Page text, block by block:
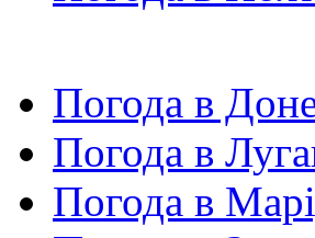
Погода в
Погода в
Погода в